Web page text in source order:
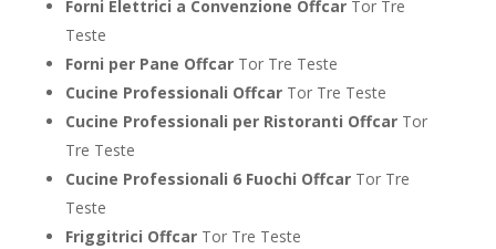
Forni Elettrici a Convenzione OffcarTor Tre
Teste
Forni per Pane OffcarTor Tre Teste
Cucine Professionali OffcarTor Tre Teste
Cucine Professionali per Ristoranti OffcarTor
Tre Teste
Cucine Professionali 6 Fuochi OffcarTor Tre
Teste
Friggitrici OffcarTor Tre Teste